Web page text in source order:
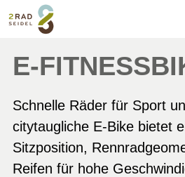
E-
Schnelle Räder für Sport
citytaugliche E-Bike bietet
Sitzposition,
Reifen für hohe